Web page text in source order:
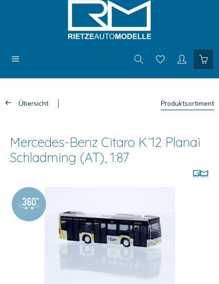
Übersicht Produktsortiment
Mercedes-Benz Citaro K´12 Planai
Schladming (AT), 1:87